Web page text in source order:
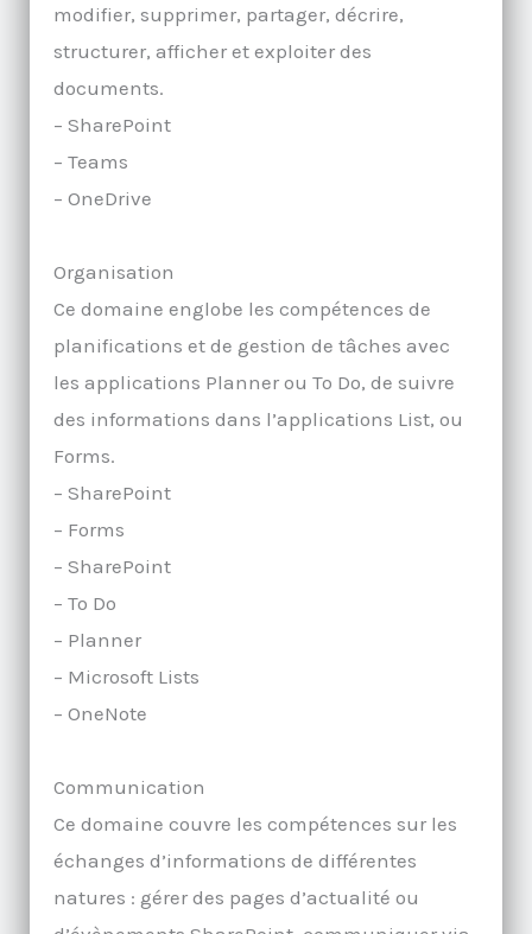
modifier, supprimer, partager, décrire,
structurer, afficher et exploiter des
documents.
– SharePoint
– Teams
– OneDrive
Organisation
Ce domaine englobe les compétences de
planifications et de gestion de tâches avec
les applications Planner ou To Do, de suivre
des informations dans l’applications List, ou
Forms.
– SharePoint
– Forms
– SharePoint
– To Do
– Planner
– Microsoft Lists
– OneNote
Communication
Ce domaine couvre les compétences sur les
échanges d’informations de différentes
natures : gérer des pages d’actualité ou